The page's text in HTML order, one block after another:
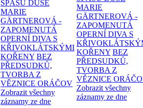
SPÁSU DUŠE
MARIE
GÄRTNEROVÁ -
ZAPOMENUTÁ
OPERNÍ DIVA S
KŘIVOKLÁTSKÝMI
KOŘENY BEZ
PŘEDSUDKŮ,
TVORBA Z
VĚZNICE ORÁČOV
Zobrazit všechny
záznamy ze dne
MARIE
GÄRTNEROVÁ -
ZAPOMENUTÁ
OPERNÍ DIVA S
KOŘENY BEZ
PŘEDSUDKŮ,
TVORBA Z
VĚZNICE
Zobrazit všechny
záznamy ze dne